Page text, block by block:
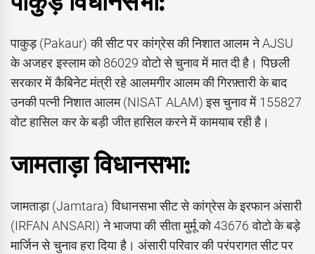
पाकुड़ (Pakaur) की सीट पर कांग्रेस की निशात आलम ने AJSU
के अजहर इस्लाम को 86029 वोटो से चुनाव में मात दी है। पिछली
सरकार में कैबिनेट मंत्री रहे आलमगीर आलम की गिरफ़्तारी के बाद
उनकी पत्नी निशात आलम (NISAT ALAM) इस चुनाव में 155827
वोट हासिल कर के बड़ी जीत हासिल करने में कामयाब रही है।
जामताड़ा विधानसभा:
जामताड़ा (Jamtara) विधानसभा सीट से कांग्रेस के इरफान अंसारी
(IRFAN ANSARI) ने भाजपा की सीता मुर्मू को 43676 वोटो के बड़े
मार्जिन से चुनाव हरा दिया है। अंसारी परिवार की परंपरागत सीट पर